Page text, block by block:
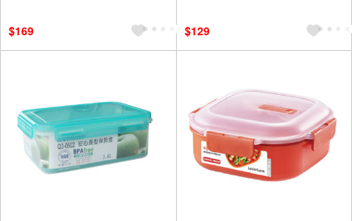
$169 $129